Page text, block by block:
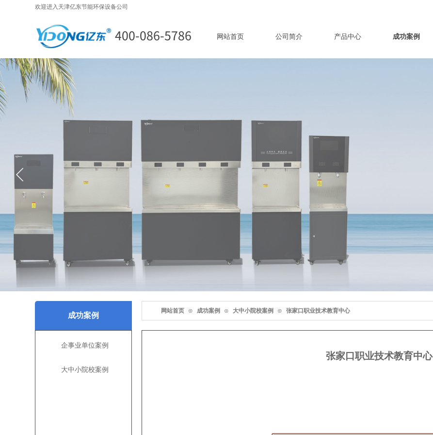
欢迎进入天津亿东节能环保设备公司
400-086-5786 网站首页 公司简介 产品中心 成功案例
网站首页 ⊙ 成功案例 ⊙ 大中小院校案例 ⊙ 张家口职业技术教育中心
成功案例
张家口职业技术教育中心
企事业单位案例
大中小院校案例